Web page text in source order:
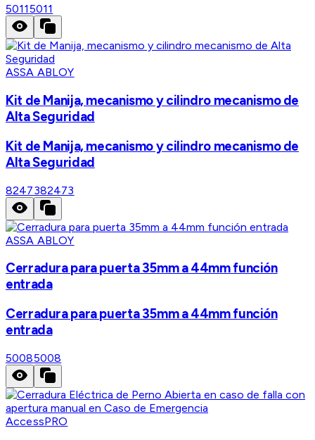
50115011
ASSA ABLOY
Kit de Manija, mecanismo y cilindro mecanismo de
Alta Seguridad
Kit de Manija, mecanismo y cilindro mecanismo de
Alta Seguridad
8247382473
ASSA ABLOY
Cerradura para puerta 35mm a 44mm función
entrada
Cerradura para puerta 35mm a 44mm función
entrada
50085008
AccessPRO